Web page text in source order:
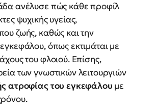
ανέλυσε πώς κάθε προφίλ
ψυχικής υγείας,
ζωής, καθώς και την
όπως εκτιμάται με
του φλοιού. Επίσης,
των γνωστικών λειτουργιών
ατροφίας του εγκεφάλου με